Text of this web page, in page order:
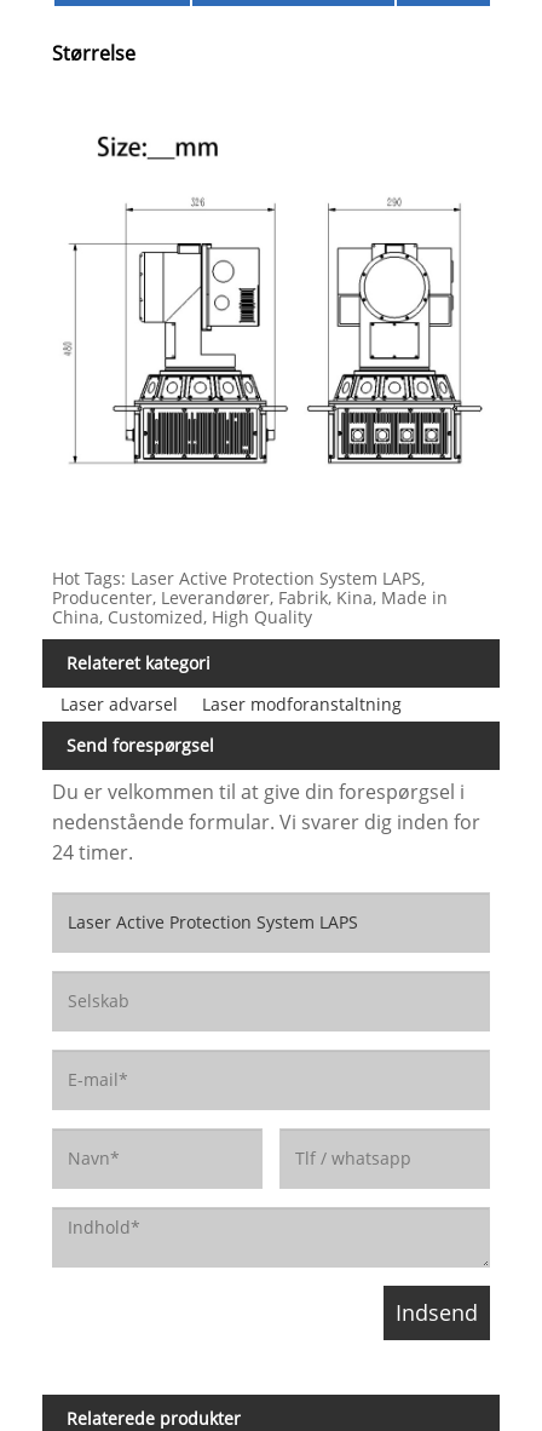
Størrelse
Hot Tags: Laser Active Protection System LAPS,
Producenter, Leverandører, Fabrik, Kina, Made in
China, Customized, High Quality
Relateret kategori
Laser advarsel
Laser modforanstaltning
Send forespørgsel
Du er velkommen til at give din forespørgsel i
nedenstående formular. Vi svarer dig inden for
24 timer.
Relaterede produkter